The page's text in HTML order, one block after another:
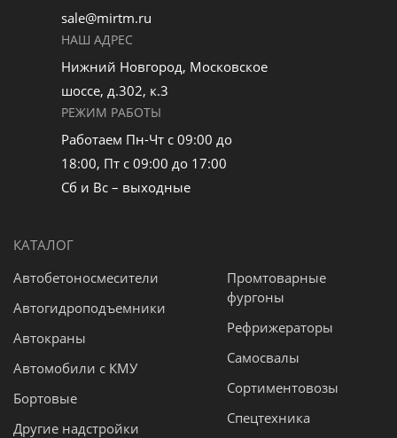
sale@mirtm.ru
НАШ АДРЕС
Нижний Новгород, Московское
шоссе, д.302, к.3
РЕЖИМ РАБОТЫ
Работаем Пн-Чт с 09:00 до
18:00, Пт с 09:00 до 17:00
Сб и Вс – выходные
КАТАЛОГ
Автобетоносмесители
Автогидроподъемники
Автокраны
Автомобили с КМУ
Бортовые
Другие надстройки
Промтоварные
фургоны
Рефрижераторы
Самосвалы
Сортиментовозы
Спецтехника